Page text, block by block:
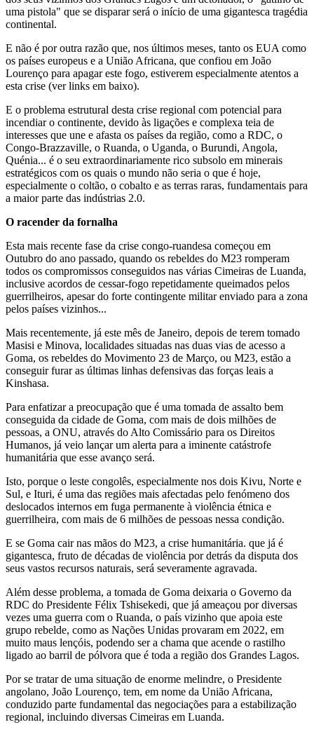
uma pistola" que se disparar será o início de uma gigantesca tragédia
continental.
E não é por outra razão que, nos últimos meses, tanto os EUA como
os países europeus e a União Africana, que confiou em João
Lourenço para apagar este fogo, estiverem especialmente atentos a
esta crise (ver links em baixo).
E o problema estrutural desta crise regional com potencial para
incendiar o continente, devido às ligações e complexa teia de
interesses que une e afasta os países da região, como a RDC, o
Congo-Brazzaville, o Ruanda, o Uganda, o Burundi, Angola,
Quénia... é o seu extraordinariamente rico subsolo em minerais
estratégicos com os quais o mundo não seria o que é hoje,
especialmente o coltão, o cobalto e as terras raras, fundamentais para
a maior parte das indústrias 2.0.
O racender da fornalha
Esta mais recente fase da crise congo-ruandesa começou em
Outubro do ano passado, quando os rebeldes do M23 romperam
todos os compromissos conseguidos nas várias Cimeiras de Luanda,
inclusive acordos de cessar-fogo repetidamente queimados pelos
guerrilheiros, apesar do forte contingente militar enviado para a zona
pelos países vizinhos...
Mais recentemente, já este mês de Janeiro, depois de terem tomado
Masisi e Minova, localidades situadas nas duas vias de acesso a
Goma, os rebeldes do Movimento 23 de Março, ou M23, estão a
conseguir furar as últimas linhas defensivas das forças leais a
Kinshasa.
Para enfatizar a preocupação que é uma tomada de assalto bem
conseguida da cidade de Goma, com mais de dois milhões de
pessoas, a ONU, através do Alto Comissário para os Direitos
Humanos, já veio lançar um alerta para a iminente catástrofe
humanitária que esse avanço será.
Isto, porque o leste congolês, especialmente nos dois Kivu, Norte e
Sul, e Ituri, é uma das regiões mais afectadas pelo fenómeno dos
deslocados internos em fuga permanente à violência étnica e
guerrilheira, com mais de 6 milhões de pessoas nessa condição.
E se Goma cair nas mãos do M23, a crise humanitária. que já é
gigantesca, fruto de décadas de violência por detrás da disputa dos
seus vastos recursos naturais, será severamente agravada.
Além desse problema, a tomada de Goma deixaria o Governo da
RDC do Presidente Félix Tshisekedi, que já ameaçou por diversas
vezes uma guerra com o Ruanda, o país vizinho que apoia este
grupo rebelde, como as Nações Unidas provaram em 2022, em
muito maus lençóis, podendo ser a chama que acende o rastilho
ligado ao barril de pólvora que é toda a região dos Grandes Lagos.
Por se tratar de uma situação de enorme melindre, o Presidente
angolano, João Lourenço, tem, em nome da União Africana,
conduzido parte fundamental das negociações para a estabilização
regional, incluindo diversas Cimeiras em Luanda.